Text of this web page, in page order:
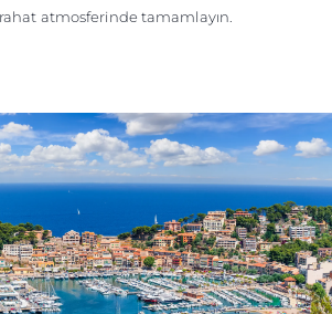
atmosferinde tamamlayın.